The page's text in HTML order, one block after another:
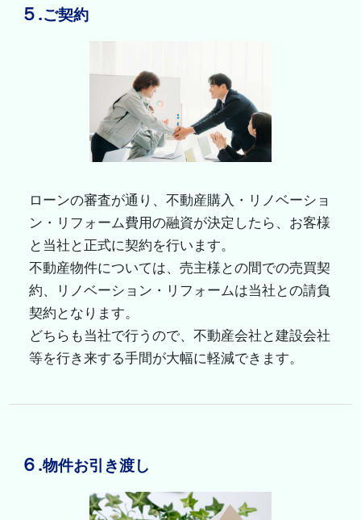
５.ご契約
ローンの審査が通り、不動産購入・リノベーショ
ン・リフォーム費用の融資が決定したら、お客様
と当社と正式に契約を行います。
不動産物件については、売主様との間での売買契
約、リノベーション・リフォームは当社との請負
契約となります。
どちらも当社で行うので、不動産会社と建設会社
等を行き来する手間が大幅に軽減できます。
６.物件お引き渡し